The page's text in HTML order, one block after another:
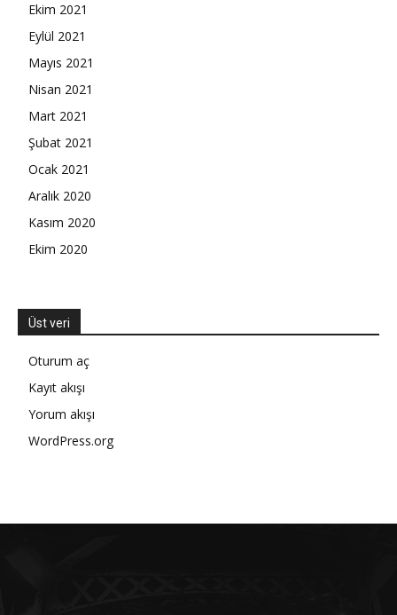
Ekim 2021
Eylül 2021
Mayıs 2021
Nisan 2021
Mart 2021
Şubat 2021
Ocak 2021
Aralık 2020
Kasım 2020
Ekim 2020
Üst veri
Oturum aç
Kayıt akışı
Yorum akışı
WordPress.org